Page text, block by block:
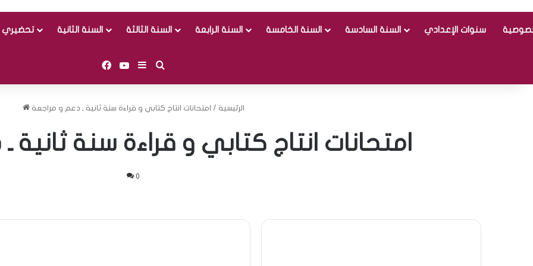
تحضيري السنة الثانية السنة الثالثة السنة الرابعة السنة الخامسة السنة السادسة سنوات الإعدادي
Facebook
YouTubeSidebar (barre latérale)
الرئيسية / امتحانات انتاج كتابي و قراءة سنة ثانية ـ دعم و مراجعة
امتحانات انتاج كتابي و قراءة سنة
0